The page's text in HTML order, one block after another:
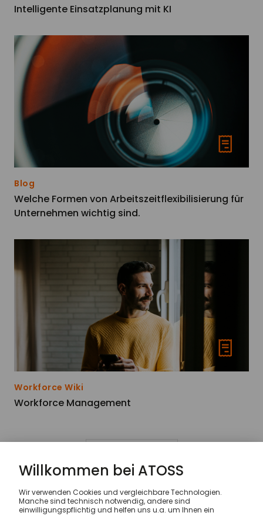
Intelligente Einsatzplanung mit KI
Blog
Welche Formen von Arbeitszeitflexibilisierung für
Unternehmen wichtig sind.
Workforce Wiki
Workforce Management